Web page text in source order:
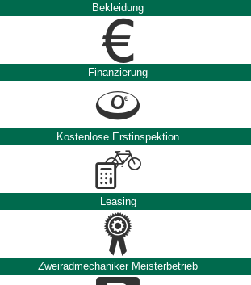
Bekleidung
Finanzierung
Kostenlose Erstinspektion
Leasing
Zweiradmechaniker Meisterbetrieb